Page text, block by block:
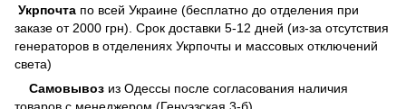
Укрпочта по всей Украине (бесплатно до отделения при
заказе от 2000 грн). Срок доставки 5-12 дней (из-за отсутствия
генераторов в отделениях Укрпочты и массовых отключений
света)
Самовывоз из Одессы после согласования наличия
товаров с менеджером (Генуэзская 3-б).